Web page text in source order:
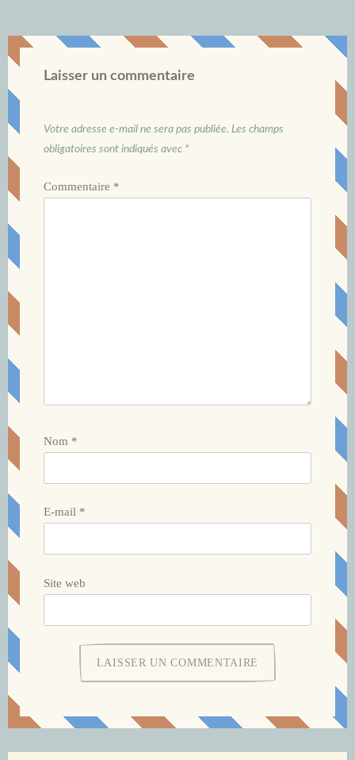
Laisser un commentaire
Votre adresse e-mail ne sera pas publiée. Les champs
obligatoires sont indiqués avec *
Commentaire *
Nom *
E-mail *
Site web